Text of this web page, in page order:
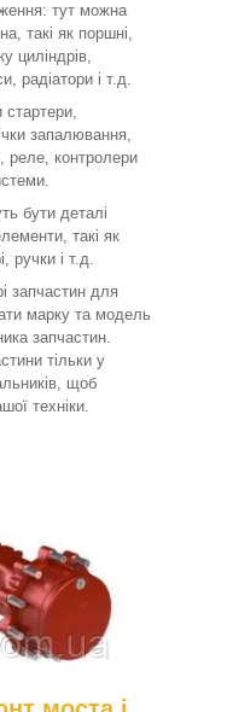
тут можна
такі як поршні,
циліндрів,
радіатори і т.д.
стартери,
запалювання,
реле, контролери
бути деталі
такі як
ручки і т.д.
запчастин для
марку та модель
запчастин.
тільки у
щоб
техніки.